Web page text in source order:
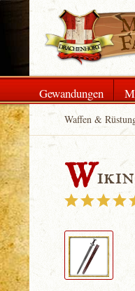
Gewandungen
Waffen &
W